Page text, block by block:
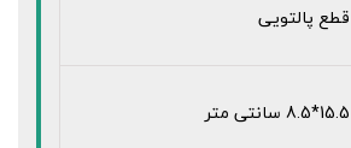
قطع پالتویی
15.5*8.5 سانتی متر